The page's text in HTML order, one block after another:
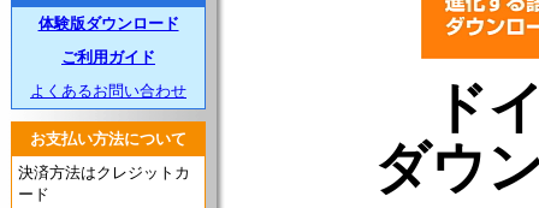
体験版ダウンロード
ご利用ガイド
よくあるお問い合わせ
お支払い方法について
決済方法はクレジットカ
ード
ド
ダウ